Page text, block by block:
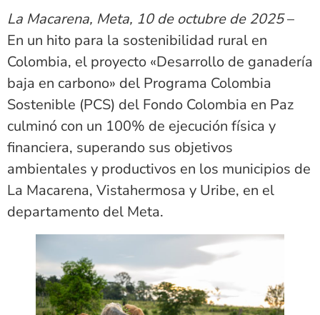
La Macarena, Meta, 10 de octubre de 2025–
En un hito para la sostenibilidad rural en
Colombia, el proyecto «Desarrollo de ganadería
baja en carbono» del Programa Colombia
Sostenible (PCS) del Fondo Colombia en Paz
culminó con un 100% de ejecución física y
financiera, superando sus objetivos
ambientales y productivos en los municipios de
La Macarena, Vistahermosa y Uribe, en el
departamento del Meta.